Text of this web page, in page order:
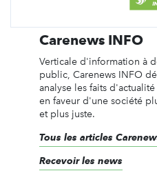
Carenews INFO
Verticale d'information à
public, Carenews INFO
analyse les faits
en faveur d'une société
et plus juste.
Tous les articles
Recevoir les news